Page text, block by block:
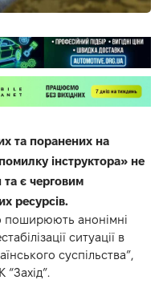
та поранених на
інструктора» не
та є черговим
ресурсів.
поширюють анонімні
ситуації в
суспільства”,